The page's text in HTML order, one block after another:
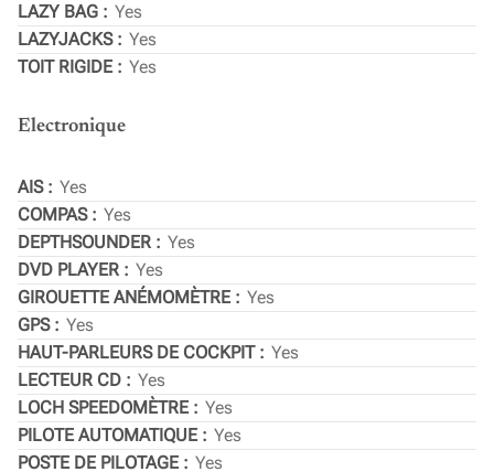
LAZY BAG
Yes
LAZYJACKS
Yes
TOIT RIGIDE
Yes
Electronique
AIS
Yes
COMPAS
Yes
DEPTHSOUNDER
Yes
DVD PLAYER
Yes
GIROUETTE ANÉMOMÈTRE
Yes
GPS
Yes
HAUT-PARLEURS DE COCKPIT
Yes
LECTEUR CD
Yes
LOCH SPEEDOMÈTRE
Yes
PILOTE AUTOMATIQUE
Yes
POSTE DE PILOTAGE
Yes